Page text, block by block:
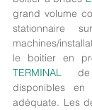
grand volume
stationnaire
machines/
le boitier en
TERMINAL de
disponibles en
adéquate. Les